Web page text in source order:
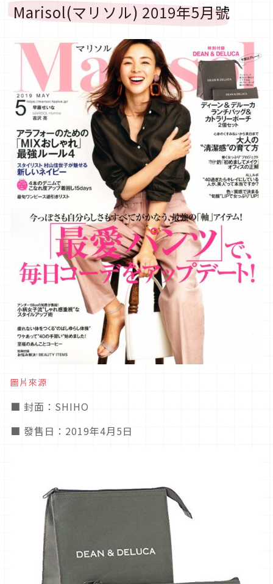
Marisol(マリソル) 2019年5月號
圖片來源
■ 封面：SHIHO
■ 發售日：2019年4月5日